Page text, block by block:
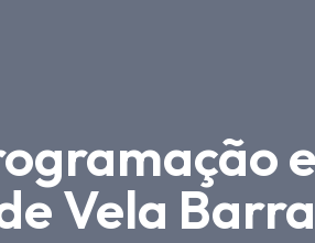
Vela